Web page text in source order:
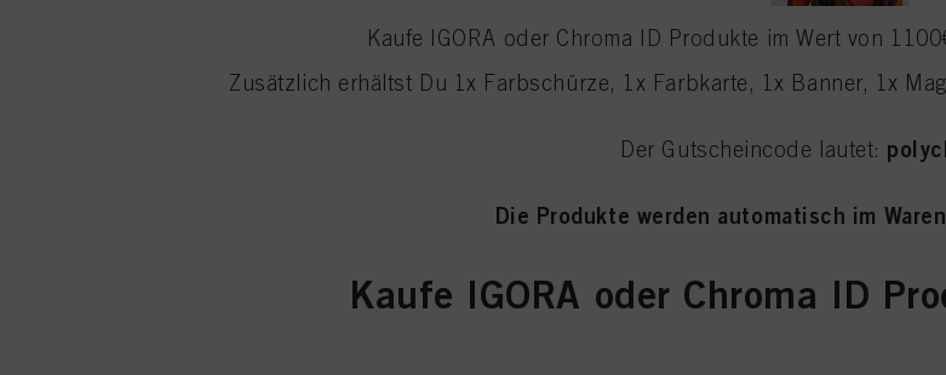
Kaufe IGORA oder Chroma ID Produkte im Wert von
Zusätzlich erhältst Du 1x Farbschürze, 1x Farbkarte, 1x Banner, 1x
Der Gutscheincode lautet:
Die Produkte werden automatisch im
Kaufe IGORA oder Chroma ID